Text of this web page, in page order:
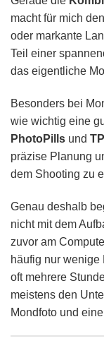
macht für mich
oder markante
Teil einer
das eigentliche
Besonders bei
wie wichtig eine
PhotoPills und
präzise Planung
dem Shooting zu
Genau deshalb
nicht mit dem
zuvor am
häufig nur
oft mehrere
meistens den
Mondfoto und